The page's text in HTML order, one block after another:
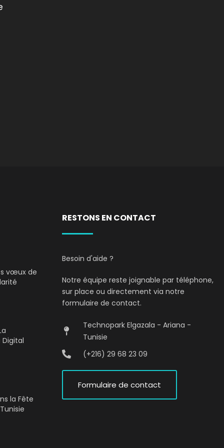
vœux de
Digital
la Fête
RESTONS EN CONTACT
Besoin d'aide ?
Notre équipe reste joignable par téléphone,
sur place ou directement via notre
formulaire de contact.
Technopark Elgazala - Ariana -
Tunisie
(+216) 29 68 23 09
Formulaire de contact